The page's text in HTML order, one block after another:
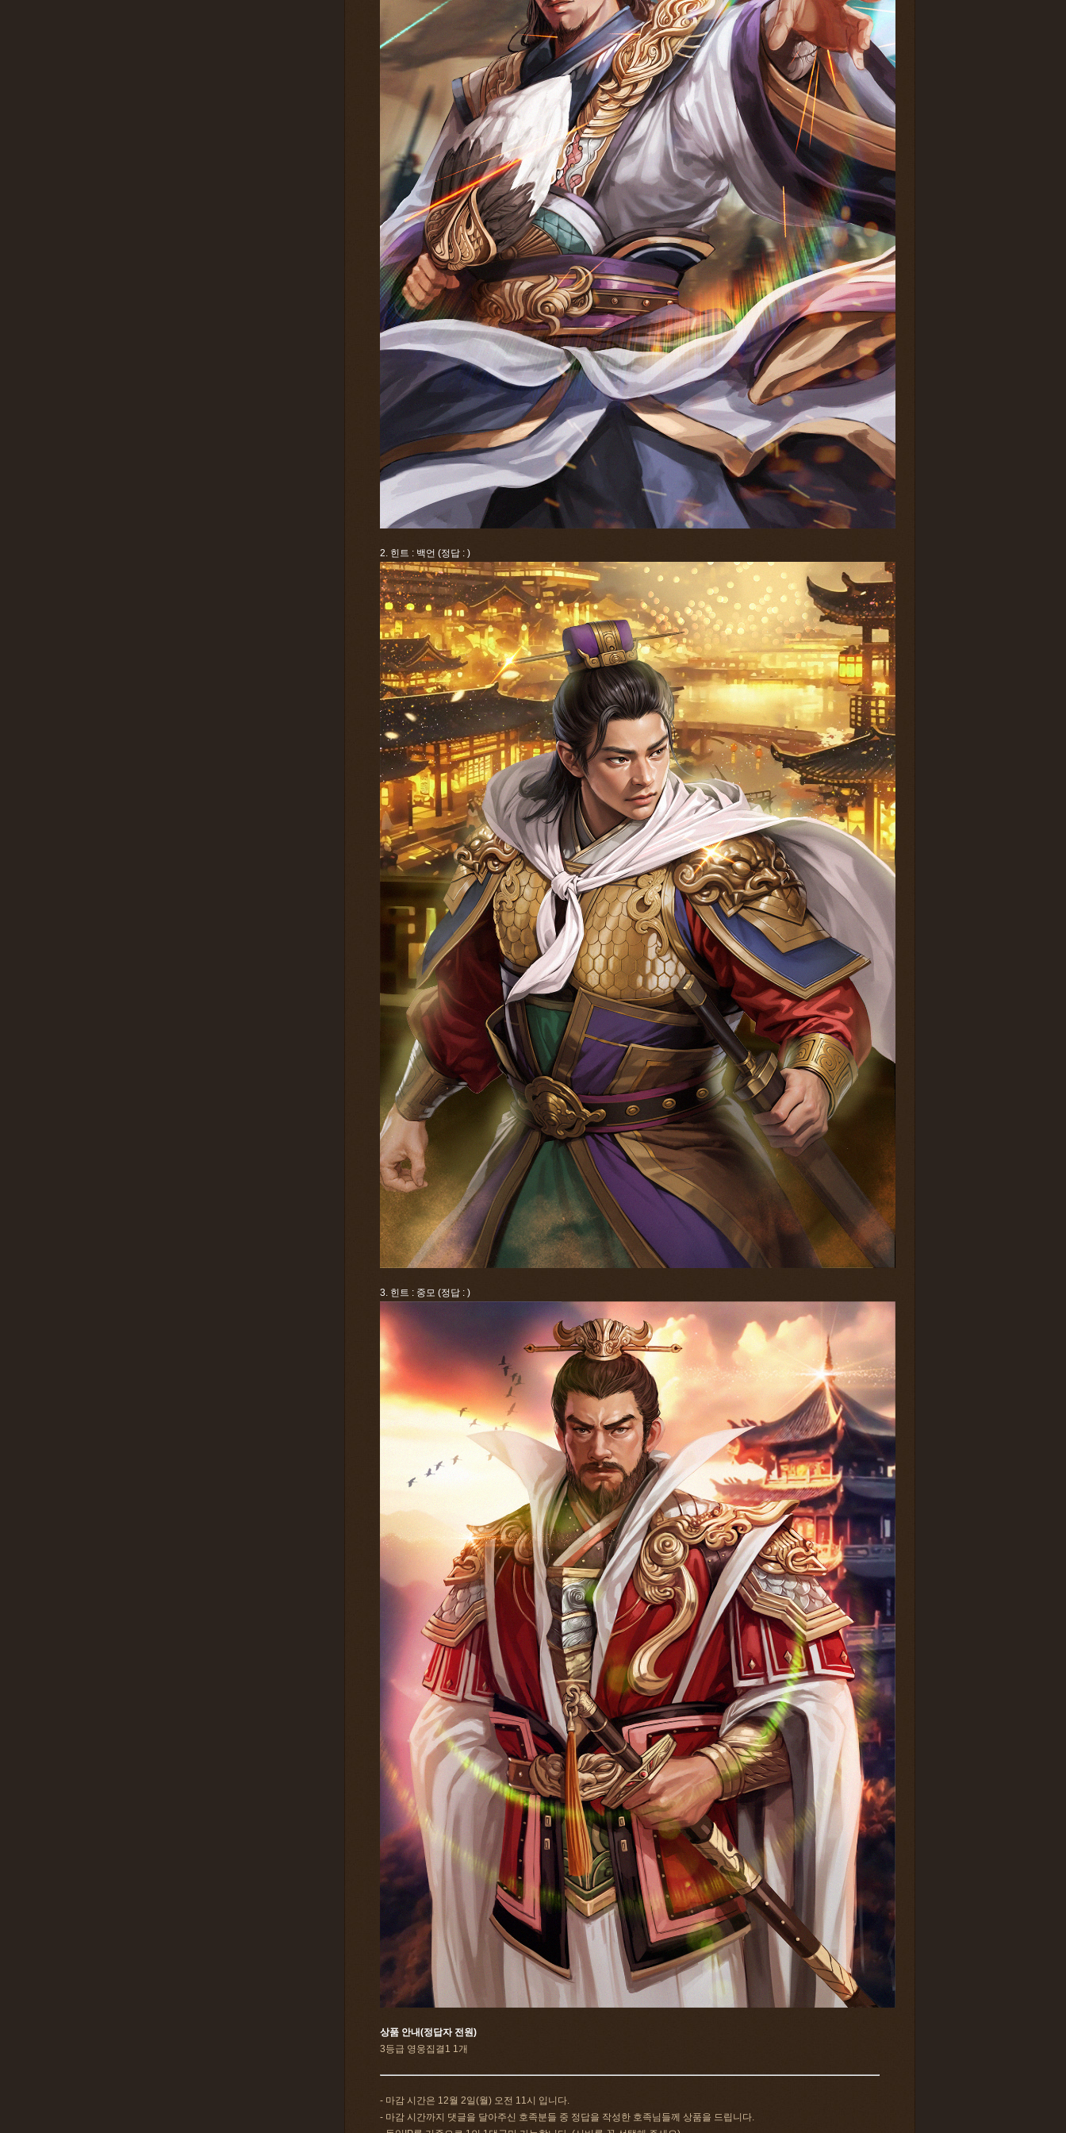
2. 힌트 : 백언 (정답 : )
3. 힌트 : 중모 (정답 : )
상품 안내(정답자 전원)
3등급 영웅집결1 1개
- 마감 시간은 12월 2일(월) 오전 11시 입니다.
- 마감 시간까지 댓글을 달아주신 호족분들 중 정답을 작성한 호족님들께 상품을 드립니다.